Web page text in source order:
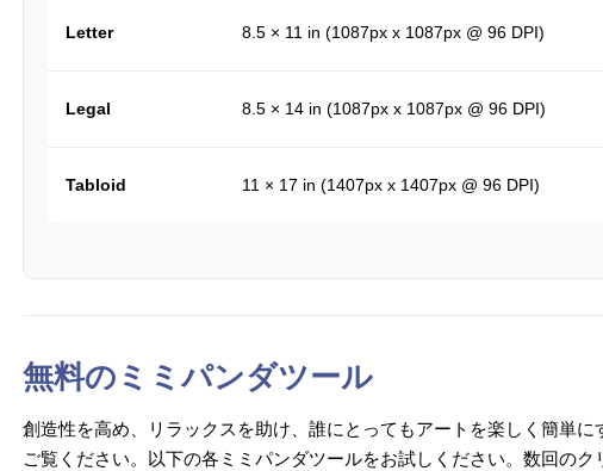
Letter 8.5 × 11 in (1087px x 1087px @ 96 DPI)
Legal 8.5 × 14 in (1087px x 1087px @ 96 DPI)
Tabloid 11 × 17 in (1407px x 1407px @ 96 DPI)
無料のミミパンダツール
創造性を高め、リラックスを助け、誰にとってもアートを楽しく簡単
ご覧ください。以下の各ミミパンダツールをお試しください。数回の